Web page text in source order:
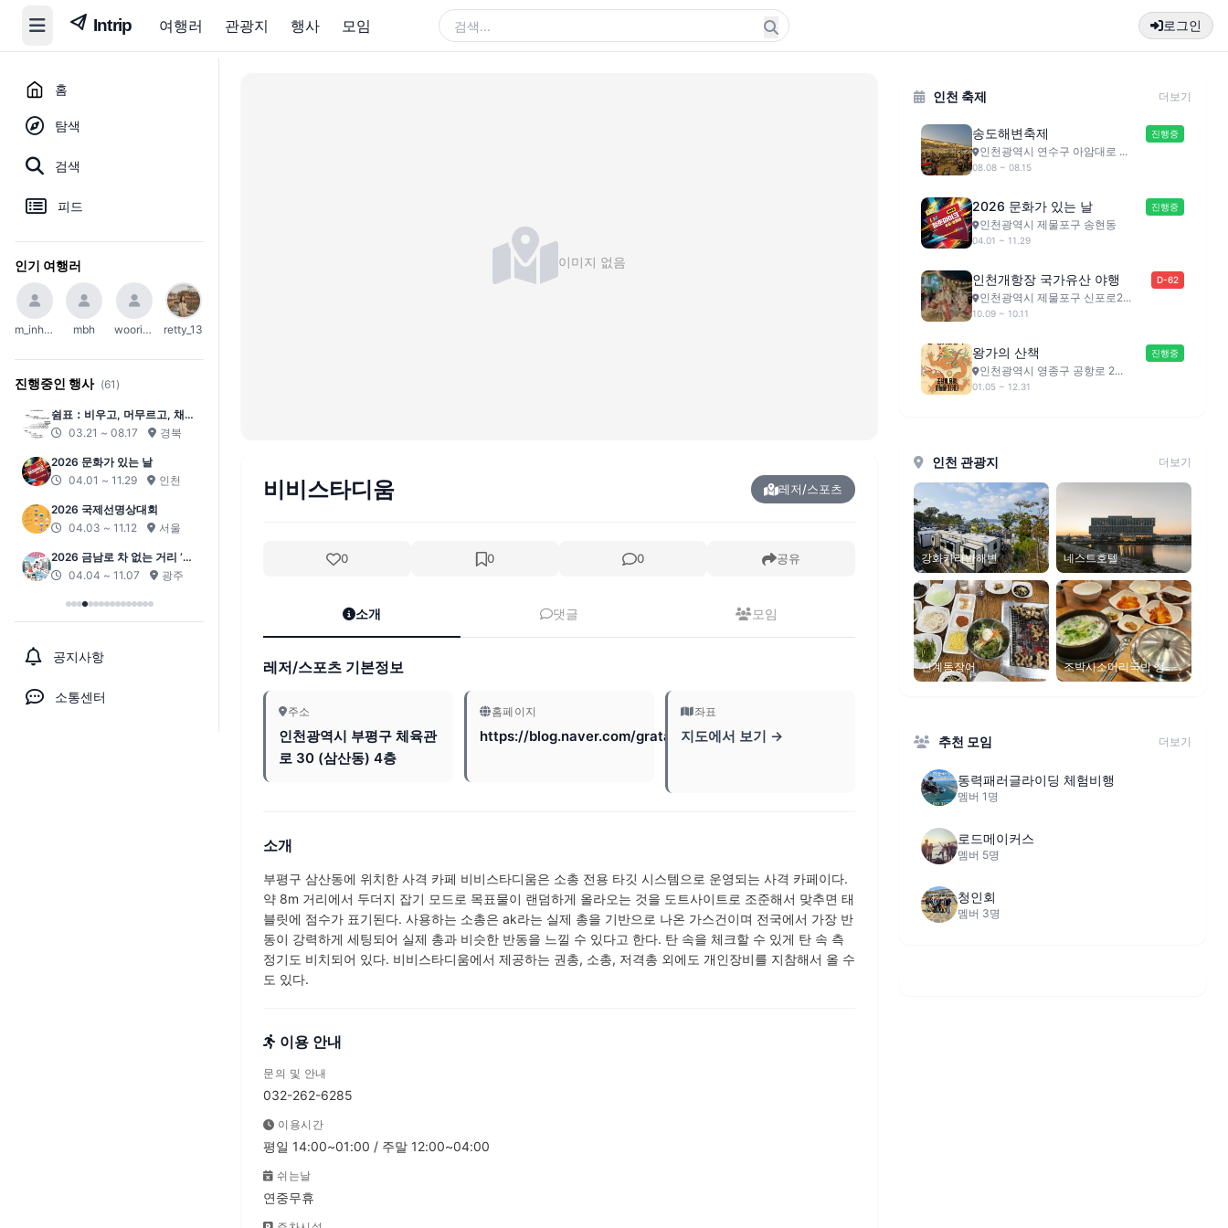
여행러 관광지 행사 모임 로그인
홈
탐색
검색
피드
인기 여행러
m_inho23 mbh woori_654 retty_13
진행중인 행사 (61)
쉼표：비우고, 머무르고, 채우
는 03.21 ~ 08.17 경북
2026 문화가 있는 날
04.01 ~ 11.29
인천
2026 국제선명상대회
04.03 ~ 11.12
서울
2026 금남로 차 없는 거리 ‘걷
자잉’04.04 ~ 11.07 광주
안성 남사당바우덕이 풍물단
상설 공연 ‘곰뱅이텄다’
04.04 ~ 11.29 경기
2026 라온페스타
04.04 ~ 11.07
광주
2026 고흥 녹동항 드론쇼
04.04 ~ 10.31
광주
2026 서귀포 원도심 문화페스
티벌04.11 ~ 10.30 제주
공지사항
소통센터
이미지 없음
비비스타디움 레저/스포츠
0 0 0 공유
소개 댓글 모임
레저/스포츠 기본정보
주소
인천광역시 부평구 체육관
로 30 (삼산동) 4층
홈페이지
https://blog.naver.com/gratan82
좌표
지도에서 보기 →
소개
부평구 삼산동에 위치한 사격 카페 비비스타디움은 소총 전용 타깃 시스템으로 운영되는 사격 카페이다.
약 8m 거리에서 두더지 잡기 모드로 목표물이 랜덤하게 올라오는 것을 도트사이트로 조준해서 맞추면 태
블릿에 점수가 표기된다. 사용하는 소총은 ak라는 실제 총을 기반으로 나온 가스건이며 전국에서 가장 반
동이 강력하게 세팅되어 실제 총과 비슷한 반동을 느낄 수 있다고 한다. 탄 속을 체크할 수 있게 탄 속 측
정기도 비치되어 있다. 비비스타디움에서 제공하는 권총, 소총, 저격총 외에도 개인장비를 지참해서 올 수
도 있다.
이용 안내
문의 및 안내
032-262-6285
이용시간
평일 14:00~01:00 / 주말 12:00~04:00
쉬는날
연중무휴
인천 축제 더보기
송도해변축제 진행중
인천광역시 연수구 아암대로 ...
08.08 ~ 08.15
2026 문화가 있는 날 진행중
인천광역시 제물포구 송현동
04.01 ~ 11.29
인천개항장 국가유산 야행 D-62
인천광역시 제물포구 신포로2...
10.09 ~ 10.11
왕가의 산책 진행중
인천광역시 영종구 공항로 2...
01.05 ~ 12.31
인천 관광지 더보기
강화카라반해변 네스트호텔
신계동장어
조박사소머리국밥 청라
본점
추천 모임 더보기
동력패러글라이딩 체험비행
멤버 1명
로드메이커스
멤버 5명
청인회
멤버 3명